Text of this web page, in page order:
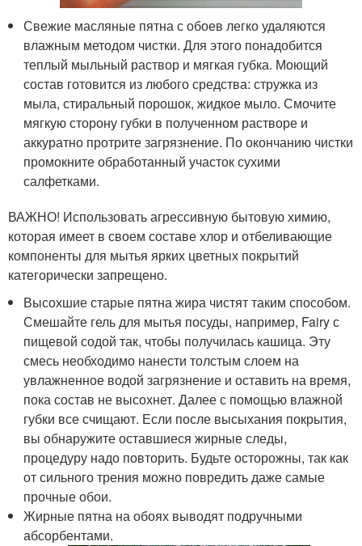
Свежие масляные пятна с обоев легко удаляются
влажным методом чистки. Для этого понадобится
теплый мыльный раствор и мягкая губка. Моющий
состав готовится из любого средства: стружка из
мыла, стиральный порошок, жидкое мыло. Смочите
мягкую сторону губки в полученном растворе и
аккуратно протрите загрязнение. По окончанию чистки
промокните обработанный участок сухими
салфетками.
ВАЖНО! Использовать агрессивную бытовую химию,
которая имеет в своем составе хлор и отбеливающие
компоненты для мытья ярких цветных покрытий
категорически запрещено.
Высохшие старые пятна жира чистят таким способом.
Смешайте гель для мытья посуды, например, Fairy с
пищевой содой так, чтобы получилась кашица. Эту
смесь необходимо нанести толстым слоем на
увлажненное водой загрязнение и оставить на время,
пока состав не высохнет. Далее с помощью влажной
губки все счищают. Если после высыхания покрытия,
вы обнаружите оставшиеся жирные следы,
процедуру надо повторить. Будьте осторожны, так как
от сильного трения можно повредить даже самые
прочные обои.
Жирные пятна на обоях выводят подручными
абсорбентами.